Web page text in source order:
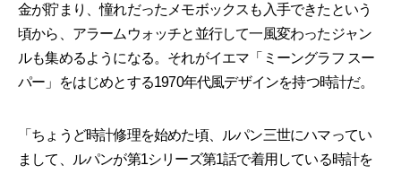
金が貯まり、憧れだったメモボックスも入手できたという
頃から、アラームウォッチと並行して一風変わったジャン
ルも集めるようになる。それがイエマ「ミーングラフ スー
パー」をはじめとする1970年代風デザインを持つ時計だ。
「ちょうど時計修理を始めた頃、ルパン三世にハマってい
まして、ルパンが第1シリーズ第1話で着用している時計を